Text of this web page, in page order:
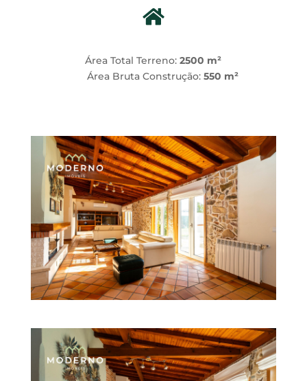
Área Total Terreno:2500 m²
Área Bruta Construção: 550 m²